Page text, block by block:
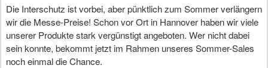
Die Interschutz ist vorbei, aber pünktlich zum Sommer verlängern
wir die Messe-Preise! Schon vor Ort in Hannover haben wir viele
unserer Produkte stark vergünstigt angeboten. Wer nicht dabei
sein konnte, bekommt jetzt im Rahmen unseres Sommer-Sales
noch einmal die Chance.